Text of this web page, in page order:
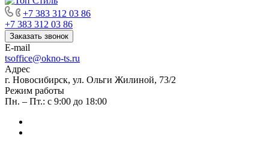
+7 383 312 03 86
+7 383 312 03 86
Заказать звонок
E-mail
tsoffice@okno-ts.ru
Адрес
г. Новосибирск, ул. Ольги Жилиной, 73/2
Режим работы
Пн. – Пт.: с 9:00 до 18:00